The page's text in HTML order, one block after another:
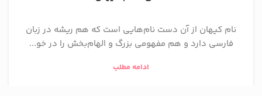
نام کیهان از آن دست نام‌هایی است که هم ریشه در زبان
فارسی دارد و هم مفهومی بزرگ و الهام‌بخش را در خو...
ادامه مطلب